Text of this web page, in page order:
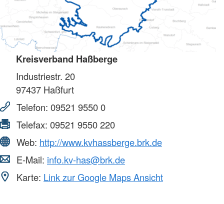
Kreisverband Haßberge
Industriestr. 20
97437 Haßfurt
Telefon: 09521 9550 0
Telefax: 09521 9550 220
Web: http://www.kvhassberge.brk.de
E-Mail: info.kv-has@brk.de
Karte: Link zur Google Maps Ansicht